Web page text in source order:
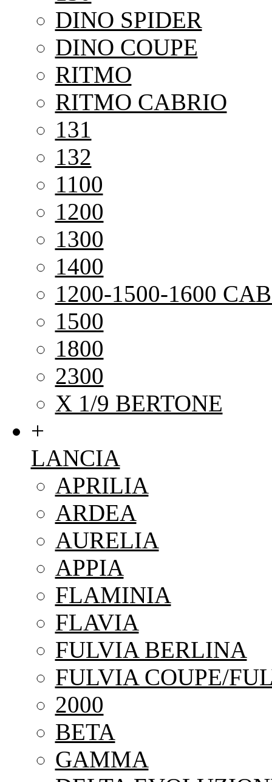
DINO SPIDER
DINO COUPE
RITMO
RITMO CABRIO
131
132
1100
1200
1300
1400
1200-1500-1600
1500
1800
2300
X 1/9 BERTONE
+
LANCIA
APRILIA
ARDEA
AURELIA
APPIA
FLAMINIA
FLAVIA
FULVIA BERLINA
FULVIA COUPE/
2000
BETA
GAMMA